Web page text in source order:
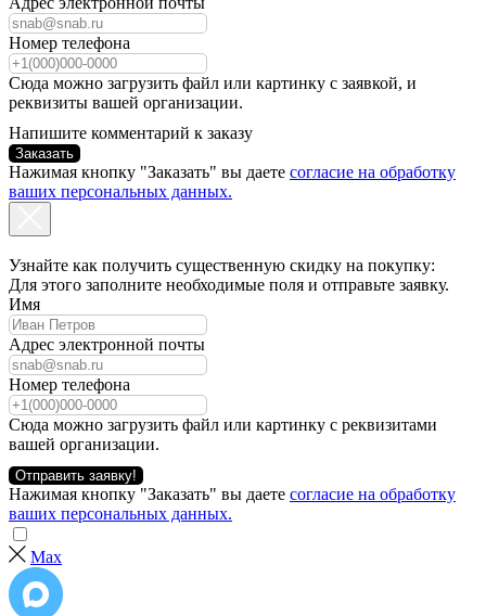
Номер телефона
Сюда можно загрузить файл или картинку с заявкой, и
реквизиты вашей организации.
Напишите комментарий к заказу
Заказать
Нажимая кнопку "Заказать" вы даете согласие на обработку
ваших персональных данных.
Узнайте как получить существенную скидку на покупку:
Для этого заполните необходимые поля и отправьте заявку.
Имя
Адрес электронной почты
Номер телефона
Сюда можно загрузить файл или картинку с реквизитами
вашей организации.
Отправить заявку!
Нажимая кнопку "Заказать" вы даете согласие на обработку
ваших персональных данных.
Max